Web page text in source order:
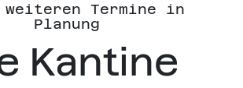
weiteren Termine in
Planung
Kantine